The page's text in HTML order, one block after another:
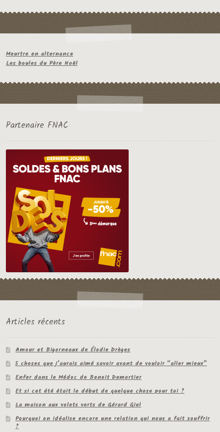
Meurtre en alternance
Les boules du Père Noël
Partenaire FNAC
Articles récents
Amour et Bigorneaux de Élodie Drèges
5 choses que j’aurais aimé savoir avant de vouloir “aller mieux”
Enfer dans le Médoc de Benoit Demortier
Et si cet été était le début de quelque chose pour toi ?
La maison aux volets verts de Gérard Giel
Pourquoi on idéalise encore une relation qui nous a fait souffrir
?